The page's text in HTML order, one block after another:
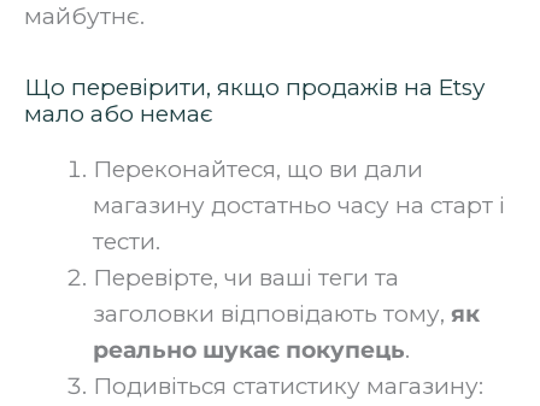
майбутнє.
Що перевірити, якщо продажів на Etsy
мало або немає
Переконайтеся, що ви дали
магазину достатньо часу на старт і
тести.
Перевірте, чи ваші теги та
заголовки відповідають тому, як
реально шукає покупець.
Подивіться статистику магазину: